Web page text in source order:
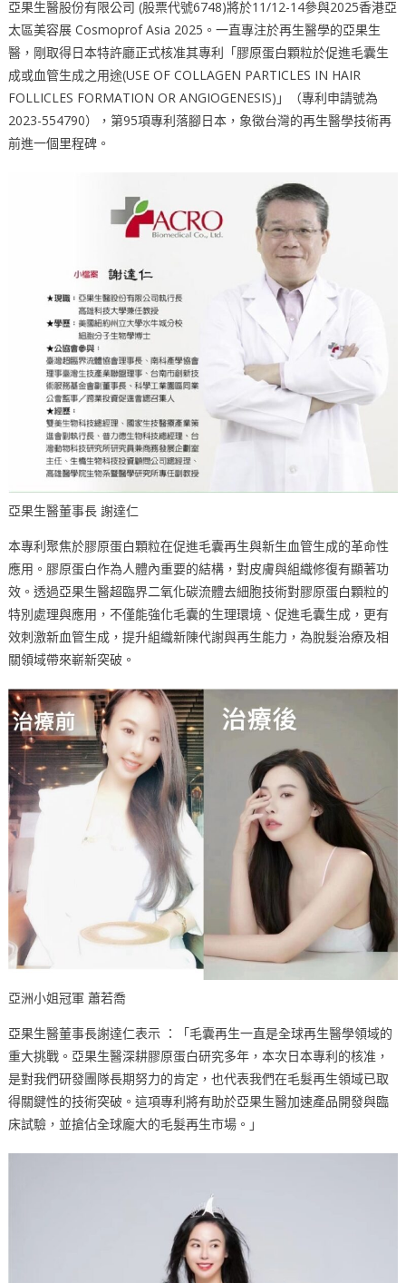
亞果生醫股份有限公司 (股票代號6748)將於11/12-14參與2025香港亞
太區美容展 Cosmoprof Asia 2025。一直專注於再生醫學的亞果生
醫，剛取得日本特許廳正式核准其專利「膠原蛋白顆粒於促進毛囊生
成或血管生成之用途(USE OF COLLAGEN PARTICLES IN HAIR
FOLLICLES FORMATION OR ANGIOGENESIS)」（專利申請號為
2023-554790），第95項專利落腳日本，象徵台灣的再生醫學技術再
前進一個里程碑。
亞果生醫董事長 謝達仁
本專利聚焦於膠原蛋白顆粒在促進毛囊再生與新生血管生成的革命性
應用。膠原蛋白作為人體內重要的結構，對皮膚與組織修復有顯著功
效。透過亞果生醫超臨界二氧化碳流體去細胞技術對膠原蛋白顆粒的
特別處理與應用，不僅能強化毛囊的生理環境、促進毛囊生成，更有
效刺激新血管生成，提升組織新陳代謝與再生能力，為脫髮治療及相
關領域帶來嶄新突破。
亞洲小姐冠軍 蕭若喬
亞果生醫董事長謝達仁表示 ：「毛囊再生一直是全球再生醫學領域的
重大挑戰。亞果生醫深耕膠原蛋白研究多年，本次日本專利的核准，
是對我們研發團隊長期努力的肯定，也代表我們在毛髮再生領域已取
得關鍵性的技術突破。這項專利將有助於亞果生醫加速產品開發與臨
床試驗，並搶佔全球龐大的毛髮再生市場。」